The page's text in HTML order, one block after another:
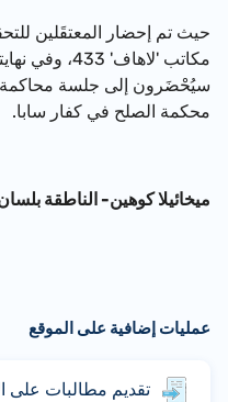
حيث تم إحضار المعتقَلين
مكاتب 'لاهاف'
سيُحْضَرون إلى جلسة محاكمة
محكمة الصلح في كفار سابا.
ميخائيلا كوهين- الناطقة بلسان
عمليات إضافية على الموقع
تقديم مطالبات على